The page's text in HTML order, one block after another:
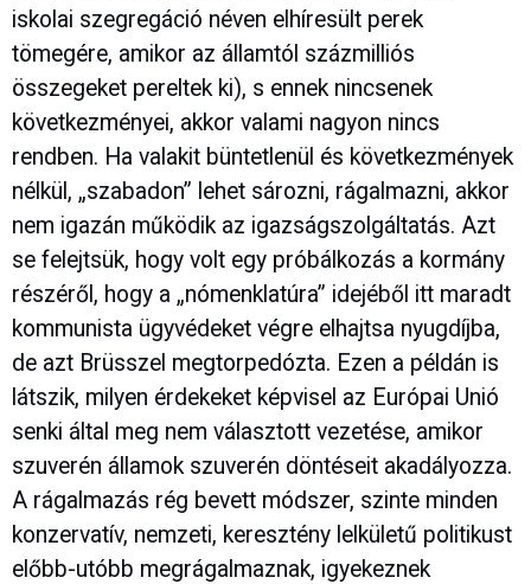
iskolai szegregáció néven elhíresült perek
tömegére, amikor az államtól százmilliós
összegeket pereltek ki), s ennek nincsenek
következményei, akkor valami nagyon nincs
rendben. Ha valakit büntetlenül és következmények
nélkül, „szabadon” lehet sározni, rágalmazni, akkor
nem igazán működik az igazságszolgáltatás. Azt
se felejtsük, hogy volt egy próbálkozás a kormány
részéről, hogy a „nómenklatúra” idejéből itt maradt
kommunista ügyvédeket végre elhajtsa nyugdíjba,
de azt Brüsszel megtorpedózta. Ezen a példán is
látszik, milyen érdekeket képvisel az Európai Unió
senki által meg nem választott vezetése, amikor
szuverén államok szuverén döntéseit akadályozza.
A rágalmazás rég bevett módszer, szinte minden
konzervatív, nemzeti, keresztény lelkületű politikust
előbb-utóbb megrágalmaznak, igyekeznek